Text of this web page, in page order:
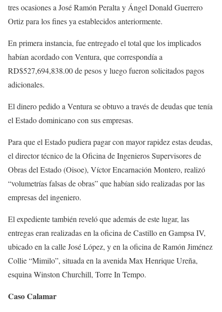
tres ocasiones a José Ramón Peralta y Ángel Donald Guerrero
Ortiz para los fines ya establecidos anteriormente.
En primera instancia, fue entregado el total que los implicados
habían acordado con Ventura, que correspondía a
RD$527,694,838.00 de pesos y luego fueron solicitados pagos
adicionales.
El dinero pedido a Ventura se obtuvo a través de deudas que tenía
el Estado dominicano con sus empresas.
Para que el Estado pudiera pagar con mayor rapidez estas deudas,
el director técnico de la Oficina de Ingenieros Supervisores de
Obras del Estado (Oisoe), Víctor Encarnación Montero, realizó
“volumetrías falsas de obras” que habían sido realizadas por las
empresas del ingeniero.
El expediente también reveló que además de este lugar, las
entregas eran realizadas en la oficina de Castillo en Gampsa IV,
ubicado en la calle José López, y en la oficina de Ramón Jiménez
Collie “Mimilo”, situada en la avenida Max Henrique Ureña,
esquina Winston Churchill, Torre In Tempo.
Caso Calamar